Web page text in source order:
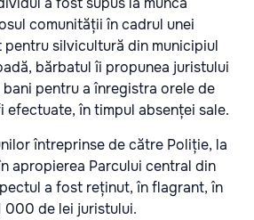
comunității în cadrul unei
silvicultură din municipiul
bărbatul îi propunea juristului
pentru a înregistra orele de
efectuate, în timpul absenței sale.
întreprinse de către Poliție, la
apropierea Parcului central din
a fost reținut, în flagrant, în
000 de lei juristului.